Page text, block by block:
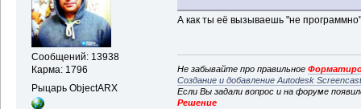
Сообщений: 13938
Карма: 1796
Рыцарь ObjectARX
А как ты её вызываешь "не
Не забывайте про правильное
Создание и добавление Autodesk
Если Вы задали вопрос и на форуме
Решение